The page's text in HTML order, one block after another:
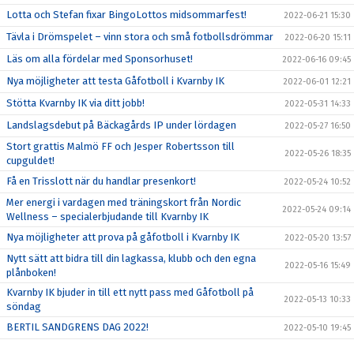
Lotta och Stefan fixar BingoLottos midsommarfest! 2022-06-21 15:30
Tävla i Drömspelet – vinn stora och små fotbollsdrömmar 2022-06-20 15:11
Läs om alla fördelar med Sponsorhuset! 2022-06-16 09:45
Nya möjligheter att testa Gåfotboll i Kvarnby IK 2022-06-01 12:21
Stötta Kvarnby IK via ditt jobb! 2022-05-31 14:33
Landslagsdebut på Bäckagårds IP under lördagen 2022-05-27 16:50
Stort grattis Malmö FF och Jesper Robertsson till
cupguldet!
2022-05-26 18:35
Få en Trisslott när du handlar presenkort! 2022-05-24 10:52
Mer energi i vardagen med träningskort från Nordic
Wellness – specialerbjudande till Kvarnby IK
2022-05-24 09:14
Nya möjligheter att prova på gåfotboll i Kvarnby IK 2022-05-20 13:57
Nytt sätt att bidra till din lagkassa, klubb och den egna
plånboken!
2022-05-16 15:49
Kvarnby IK bjuder in till ett nytt pass med Gåfotboll på
söndag
2022-05-13 10:33
BERTIL SANDGRENS DAG 2022! 2022-05-10 19:45